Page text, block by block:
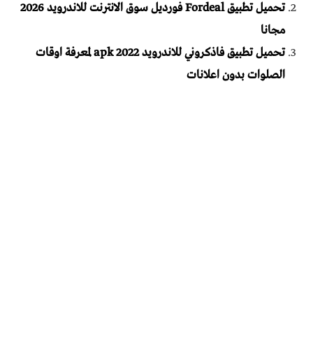
تحميل تطبيق Fordeal فورديل سوق الانترنت للاندرويد 2026
مجانا
تحميل تطبيق فاذكروني للاندرويد apk 2022 لمعرفة اوقات
الصلوات بدون اعلانات